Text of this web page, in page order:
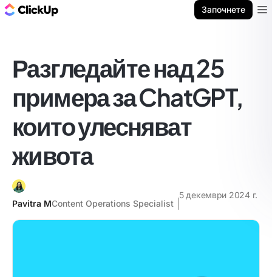
Започнете
Разгледайте над 25
примера за ChatGPT,
които улесняват
живота
Pavitra MContent Operations Specialist
5 декември 2024 г.